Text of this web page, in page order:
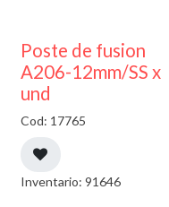
Poste de fusion
A206-12mm/SS x
und
Cod: 17765
Inventario: 91646